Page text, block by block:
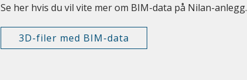
Se her hvis du vil vite mer om BIM-data på Nilan-anlegg.
3D-filer med BIM-data